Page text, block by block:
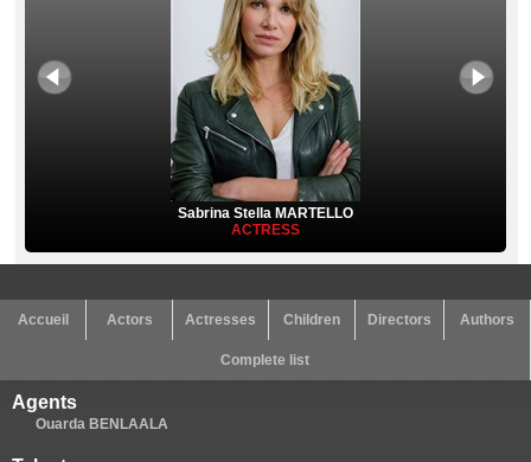
Sabrina Stella MARTELLO
ACTRESS
Accueil Actors Actresses Children Directors Authors
Complete list
Agents
Ouarda BENLAALA